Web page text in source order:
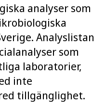
analyser som
Analyslistan
som
laboratorier,
inte
tillgänglighet.